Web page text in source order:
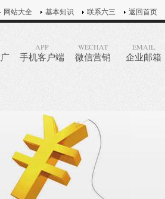
网站大全 基本知识 联系六三 返回首页
APP
手机客户端
WECHAT
微信营销
EMAIL
企业邮箱